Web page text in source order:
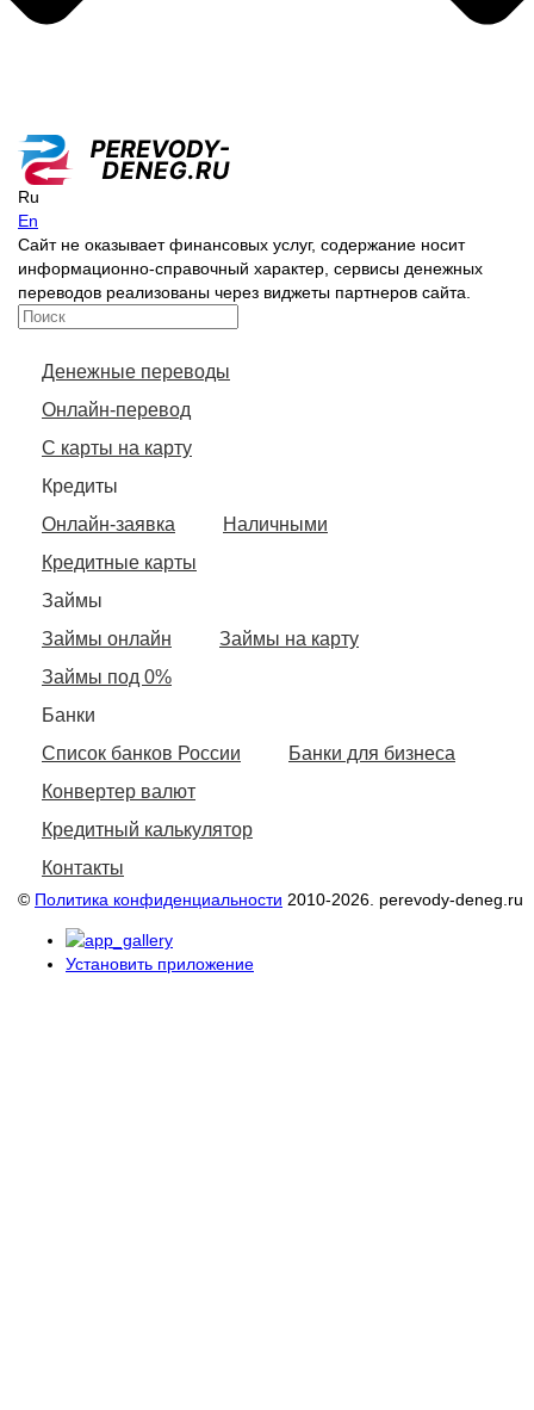
Ru
En
Сайт не оказывает финансовых услуг, содержание носит
информационно-справочный характер, сервисы денежных
переводов реализованы через виджеты партнеров сайта.
Денежные переводы
Онлайн-перевод
С карты на карту
Кредиты
Онлайн-заявка
Наличными
Кредитные карты
Займы
Займы онлайн
Займы на карту
Займы под 0%
Банки
Список банков России
Банки для бизнеса
Конвертер валют
Кредитный калькулятор
Контакты
© Политика конфиденциальности 2010-2026. perevody-deneg.ru
Установить приложение